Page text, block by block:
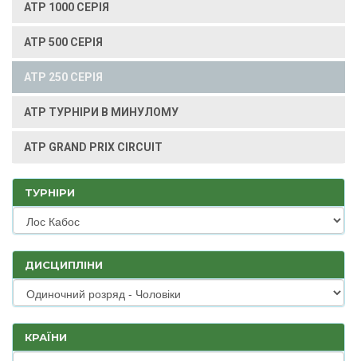
ATP 1000 СЕРІЯ
ATP 500 СЕРІЯ
ATP 250 СЕРІЯ
ATP ТУРНІРИ В МИНУЛОМУ
ATP GRAND PRIX CIRCUIT
ТУРНІРИ
ДИСЦИПЛІНИ
КРАЇНИ